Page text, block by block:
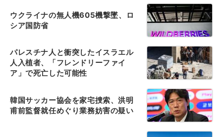
ウクライナの無人機605機撃墜、ロ
シア国防省
パレスチナ人と衝突したイスラエル
人入植者、「フレンドリーファイ
ア」で死亡した可能性
韓国サッカー協会を家宅捜索、洪明
甫前監督就任めぐり業務妨害の疑い